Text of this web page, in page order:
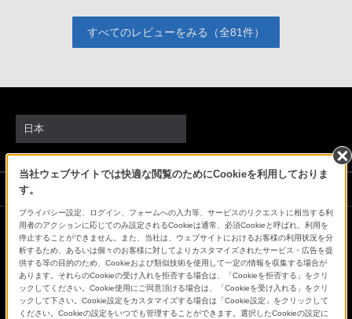
すべてのレビューをみる（全81件）
当社ウェブサイトでは快適な閲覧のためにCookieを利用しておりま
す。
プライバシー設定、ログイン、フォームへの入力等、サービスのリクエストに相当する利
用者のアクションに応じてのみ設定されるCookieは通常、必須Cookieと呼ばれ、利用を
停止することができません。また、当社は、ウェブサイトにおけるお客様の利用状況を分
析するため、あるいは個々のお客様に対してよりカスタマイズされたサービス・広告を提
供する等の目的のため、Cookieおよび類似技術を使用して一定の情報を収集する場合が
あります。それらのCookieの受け入れを拒否する場合は、「Cookieを拒否する」をクリ
ックしてください。Cookie使用にご同意頂ける場合は、「Cookieを受け入れる」をクリ
ックして下さい。Cookie設定をカスタマイズする場合は「Cookie設定」をクリックして
ください。Cookieの設定をいつでも管理することができます。選択したCookieの設定に
日本
ソニーストアでのお買い物にあたって
会社情報 採用情報 特約店のご案内
ニュースリリース
環境情報
My Sony 利用規約